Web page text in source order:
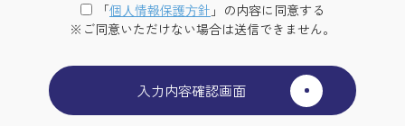
「個⼈情報保護⽅針 」の内容に同意する
※ご同意いただけない場合は送信できません。